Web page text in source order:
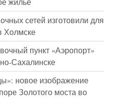
сетей изготовили для
Холмске
пункт «Аэропорт»
Сахалинске
новое изображение
Золотого моста во